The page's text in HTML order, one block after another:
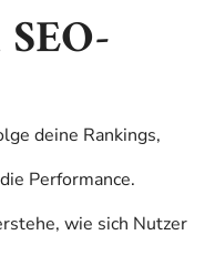
deine Rankings,
Performance.
wie sich Nutzer